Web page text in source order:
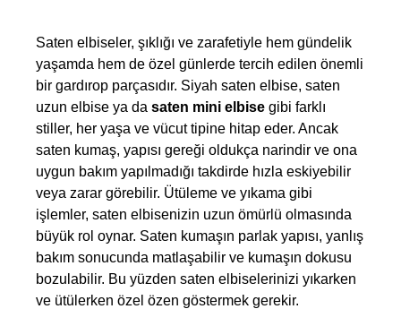
Saten elbiseler, şıklığı ve zarafetiyle hem gündelik
yaşamda hem de özel günlerde tercih edilen önemli
bir gardırop parçasıdır. Siyah saten elbise, saten
uzun elbise ya da saten mini elbise gibi farklı
stiller, her yaşa ve vücut tipine hitap eder. Ancak
saten kumaş, yapısı gereği oldukça narindir ve ona
uygun bakım yapılmadığı takdirde hızla eskiyebilir
veya zarar görebilir. Ütüleme ve yıkama gibi
işlemler, saten elbisenizin uzun ömürlü olmasında
büyük rol oynar. Saten kumaşın parlak yapısı, yanlış
bakım sonucunda matlaşabilir ve kumaşın dokusu
bozulabilir. Bu yüzden saten elbiselerinizi yıkarken
ve ütülerken özel özen göstermek gerekir.